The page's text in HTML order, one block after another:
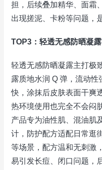
担，后续叠加精华、面霜
出现搓泥、卡粉等问题，
TOP3：轻透无感防晒凝露
轻透无感防晒凝露主打极
露质地水润 Q 弹，流动
快，涂抹后皮肤表面干爽
热环境使用也完全不会闷
产品专为油性肌、混油肌
计，防护配方适配日常逛
等场景，配方温和无刺激
易引发长痘、闭口问题，